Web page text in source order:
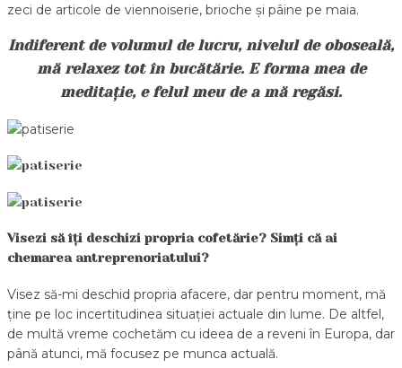
zeci de articole de viennoiserie, brioche și pâine pe maia.
Indiferent de volumul de lucru, nivelul de oboseală,
mă relaxez tot în bucătărie. E forma mea de
meditație, e felul meu de a mă regăsi.
Visezi să îți deschizi propria cofetărie? Simți că ai
chemarea antreprenoriatului?
Visez să-mi deschid propria afacere, dar pentru moment, mă
ține pe loc incertitudinea situației actuale din lume. De altfel,
de multă vreme cochetăm cu ideea de a reveni în Europa, dar
până atunci, mă focusez pe munca actuală.